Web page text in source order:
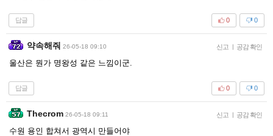
답글 0
0
약속해줘 26-05-18 09:10 신고 | 공감 확인
울산은 뭔가 명왕성 같은 느낌이군.
답글 0
0
Thecrom 26-05-18 09:11 신고 | 공감 확인
수원 용인 합쳐서 광역시 만들어야